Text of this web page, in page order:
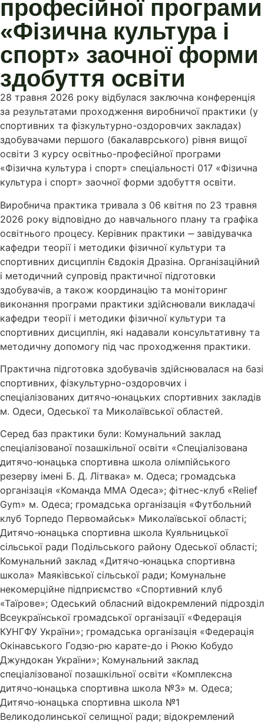
професійної програми
«Фізична культура і
спорт» заочної форми
здобуття освіти
28 травня 2026 року відбулася заключна конференція
за результатами проходження виробничої практики (у
спортивних та фізкультурно-оздоровчих закладах)
здобувачами першого (бакалаврського) рівня вищої
освіти 3 курсу освітньо-професійної програми
«Фізична культура і спорт» спеціальності 017 «Фізична
культура і спорт» заочної форми здобуття освіти.
Виробнича практика тривала з 06 квітня по 23 травня
2026 року відповідно до навчального плану та графіка
освітнього процесу. Керівник практики ‒ завідувачка
кафедри теорії і методики фізичної культури та
спортивних дисциплін Євдокія Дразіна. Організаційний
і методичний супровід практичної підготовки
здобувачів, а також координацію та моніторинг
виконання програми практики здійснювали викладачі
кафедри теорії і методики фізичної культури та
спортивних дисциплін, які надавали консультативну та
методичну допомогу під час проходження практики.
Практична підготовка здобувачів здійснювалася на базі
спортивних, фізкультурно-оздоровчих і
спеціалізованих дитячо-юнацьких спортивних закладів
м. Одеси, Одеської та Миколаївської областей.
Серед баз практики були: Комунальний заклад
спеціалізованої позашкільної освіти «Спеціалізована
дитячо-юнацька спортивна школа олімпійського
резерву імені Б. Д. Літвака» м. Одеса; громадська
організація «Команда ММА Одеса»; фітнес-клуб «Relief
Gym» м. Одеса; громадська організація «Футбольний
клуб Торпедо Первомайськ» Миколаївської області;
Дитячо-юнацька спортивна школа Куяльницької
сільської ради Подільського району Одеської області;
Комунальний заклад «Дитячо-юнацька спортивна
школа» Маяківської сільської ради; Комунальне
некомерційне підприємство «Спортивний клуб
«Таїрове»; Одеський обласний відокремлений підрозділ
Всеукраїнської громадської організації «Федерація
КУНГФУ України»; громадська організація «Федерація
Окінавського Годзю-рю карате-до і Рюкю Кобудо
Джундокан України»; Комунальний заклад
спеціалізованої позашкільної освіти «Комплексна
дитячо-юнацька спортивна школа №3» м. Одеса;
Дитячо-юнацька спортивна школа №1
Великодолинської селищної ради; відокремлений